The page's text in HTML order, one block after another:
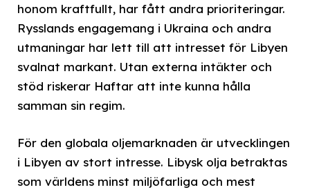
honom kraftfullt, har fått andra prioriteringar.
Rysslands engagemang i Ukraina och andra
utmaningar har lett till att intresset för Libyen
svalnat markant. Utan externa intäkter och
stöd riskerar Haftar att inte kunna hålla
samman sin regim.
För den globala oljemarknaden är utvecklingen
i Libyen av stort intresse. Libysk olja betraktas
som världens minst miljöfarliga och mest